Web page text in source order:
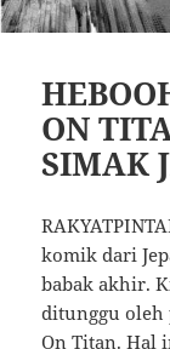
ON
SIMAK
komik dari
babak akhir.
ditunggu oleh
On Titan. Hal